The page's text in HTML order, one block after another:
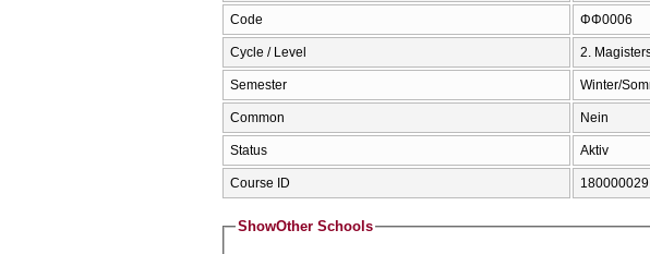
Code ΦΦ0006
Cycle / Level 2.
Semester Winter/
Common Nein
Status Aktiv
Course ID 180000029
ShowOther Schools